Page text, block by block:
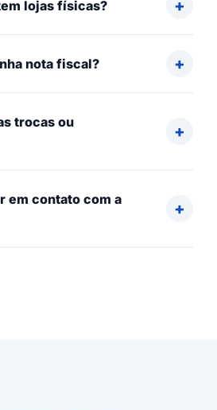
lojas físicas?
nota fiscal?
trocas ou
em contato com a